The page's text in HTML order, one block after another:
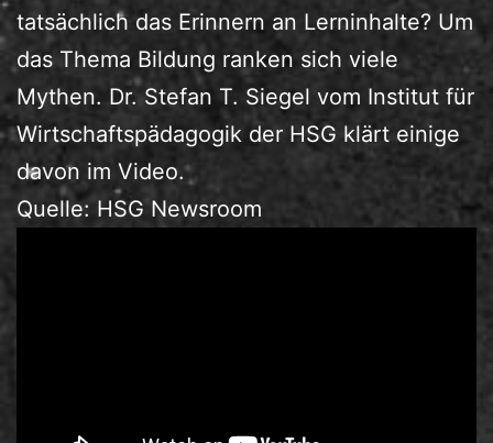
tatsächlich das Erinnern an Lerninhalte? Um
das Thema Bildung ranken sich viele
Mythen. Dr. Stefan T. Siegel vom Institut für
Wirtschaftspädagogik der HSG klärt einige
davon im Video.
Quelle: HSG Newsroom